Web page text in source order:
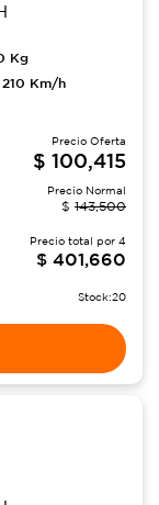
Kg
210 Km/h
Precio Oferta
$ 100,415
Precio Normal
$ 143,500
Precio total por 4
$ 401,660
Stock:20